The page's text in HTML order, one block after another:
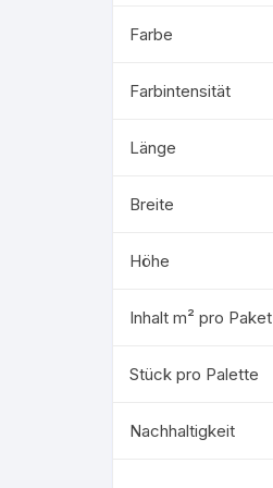
Farbe
Farbintensität
Länge
Breite
Höhe
Inhalt m² pro Paket
Stück pro Palette
Nachhaltigkeit